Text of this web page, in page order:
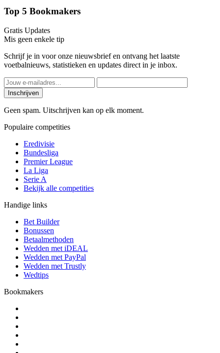
Top 5 Bookmakers
Gratis Updates
Mis geen enkele tip
Schrijf je in voor onze nieuwsbrief en ontvang het laatste
voetbalnieuws, statistieken en updates direct in je inbox.
Inschrijven
Geen spam. Uitschrijven kan op elk moment.
Populaire competities
Eredivisie
Bundesliga
Premier League
La Liga
Serie A
Bekijk alle competities
Handige links
Bet Builder
Bonussen
Betaalmethoden
Wedden met iDEAL
Wedden met PayPal
Wedden met Trustly
Wedtips
Bookmakers